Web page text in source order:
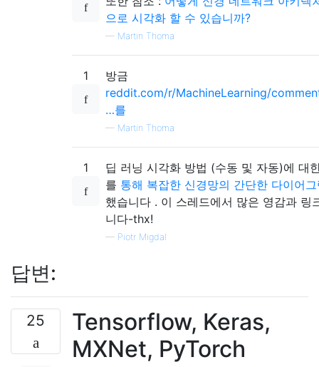
으로 시각화 할 수 있습니까?
— Martin Thoma
1
방금
reddit.com/r/MachineLearning/
…를
— Martin Thoma
1
딥 러닝 시각화 방법 (수동 및 자동)에 대
를 통해 복잡한 신경망의 간단한 다이어
했습니다 . 이 스레드에서 많은 영감과 링
니다-thx!
— Piotr Migdal
답변:
25
Tensorflow, Keras,
MXNet, PyTorch